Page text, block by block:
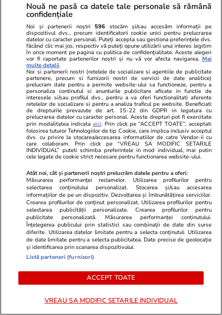
Știri România 13:23
Procurorii DNA ar fi găsit 500.000 de euro
cash acasă la directorul general al Uzinei
Mecanice Plopeni, precum și două ceasuri
Patek Philippe și Rolex
Politică 12:58
SURSE Război politic total. PNL pregătește
trimiterea acasă a garniturilor doi și trei din
instituțiile statului și deconcentratele ocupate
Nouă ne pasă ca datele tale personale să rămână
confidențiale
Noi și partenerii noștri 596 stocăm și/sau accesăm informații pe
dispozitivul dvs., precum identificatorii cookie unici pentru prelucrarea
datelor cu caracter personal. Puteți accepta sau gestiona preferințele dvs.
făcând clic mai jos, respectiv vă puteți opune utilizării unui interes legitim
în orice moment pe pagina cu politica de confidențialitate. Aceste alegeri
vor fi raportate partenerilor noștri și nu vă vor afecta navigarea. Mai
multe detalii
Noi si partenerii nostri (retelele de socializare si agentiile de publicitate
partenere, precum si furnizorii nostri de servicii de date analitice)
prelucram date pentru a permite website-ului sa functioneze, pentru a
personaliza continutul si anunturile publicitare afisate in functie de
interesele si/sau profilul dvs., pentru a va oferi functionalitati aferente
retelelor de socializare si pentru a analiza traficul pe website. Beneficiati
de drepturile prevazute de art. 15-22 din GDPR in legatura cu
prelucrarea datelor cu caracter personal. Aceste drepturi pot fi exercitate
prin modalitatea indicataaici. Prin click pe “ACCEPT TOATE”, acceptati
folosirea tuturor Tehnologiilor de tip Cookie, care implica inclusiv acceptul
dvs. cu privire la stocarea/accesarea informatiilor de catre Vendor-ii cu
care colaboram. Prin click pe “VREAU SA MODIFIC SETARILE
INDIVIDUAL” puteti schimba preferintele in mod individual, mai putin
cele legate de cookie strict necesare pentru functionarea website-ului.
Atât noi, cât și partenerii noștri prelucrăm datele pentru a oferi:
Măsurarea performanței reclamelor. Utilizarea profilurilor pentru
selectarea conținutului personalizat. Stocarea și/sau accesarea
informațiilor de pe un dispozitiv. Dezvoltarea și îmbunătățirea serviciilor.
Crearea profilurilor de conținut personalizat. Utilizarea profilurilor pentru
selectarea publicității personalizate. Crearea profilurilor pentru
publicitate personalizată. Măsurarea performanței conținutului.
Înțelegerea publicului prin statistici sau combinații de date din surse
diferite. Utilizarea datelor limitate pentru a selecta conținutul. Utilizarea
de date limitate pentru a selecta publicitatea. Date precise de geolocație
și identificarea prin scanarea dispozitivului.
Listă parteneri (furnizori)
ACCEPT TOATE
VREAU SA MODIFIC SETARILE INDIVIDUAL